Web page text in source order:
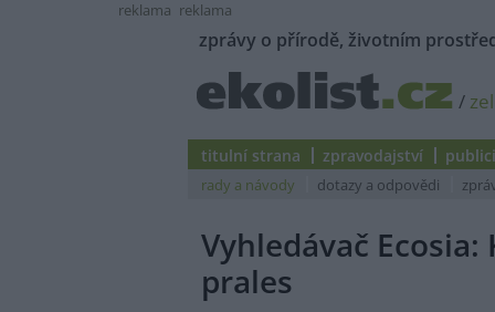
reklama reklama
zprávy o přírodě, životním
/
titulní strana zpravodajství
rady a návody dotazy a odpovědi
Vyhledávač
prales